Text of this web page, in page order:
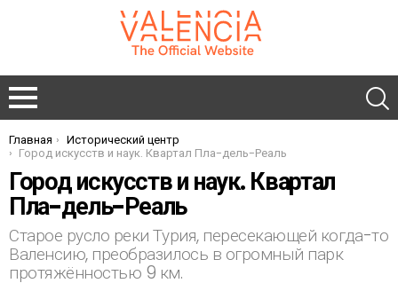
You are here:
Главная Исторический центр
Город искусств и наук. Квартал Пла-дель-Реаль
Город искусств и наук. Квартал
Пла-дель-Реаль
Старое русло реки Турия, пересекающей когда-то
Валенсию, преобразилось в огромный парк
протяжённостью 9 км.